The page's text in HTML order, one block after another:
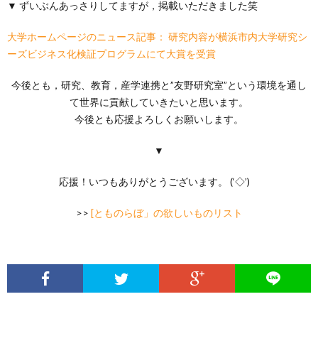
▼ ずいぶんあっさりしてますが，掲載いただきました笑
大学ホームページのニュース記事： 研究内容が横浜市内大学研究シ
ーズビジネス化検証プログラムにて大賞を受賞
今後とも，研究、教育，産学連携と”友野研究室”という環境を通し
て世界に貢献していきたいと思います。
今後とも応援よろしくお願いします。
▼
応援！いつもありがとうございます。 (‘◇’)ゞ
>> [とものらぼ」の欲しいものリスト